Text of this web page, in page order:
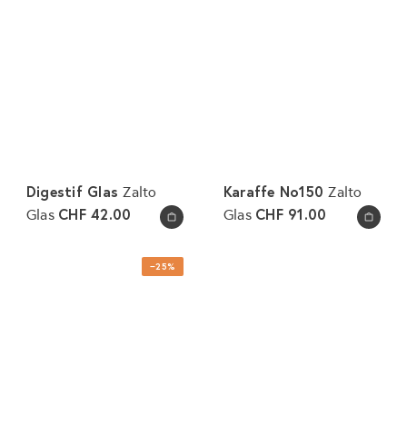
In den Warenkorb legen
Digestif GlasZalto
Glas CHF 42.00 In den Warenkorb legen
Karaffe No150Zalto
Glas CHF 91.00
−25%